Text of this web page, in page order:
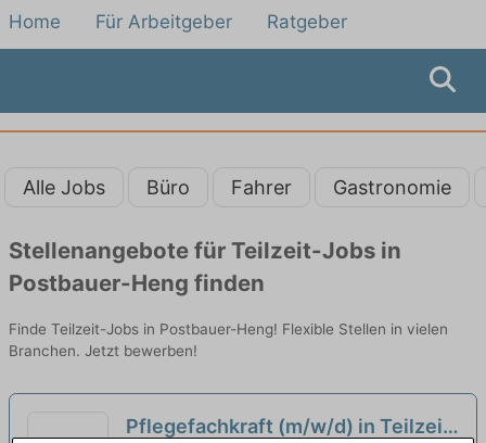
Home Für Arbeitgeber Ratgeber
Alle Jobs Büro Fahrer Gastronomie
Stellenangebote für Teilzeit-Jobs in
Postbauer-Heng finden
Finde Teilzeit-Jobs in Postbauer-Heng! Flexible Stellen in vielen
Branchen. Jetzt bewerben!
Pflegefachkraft (m/w/d) in Teilzeit